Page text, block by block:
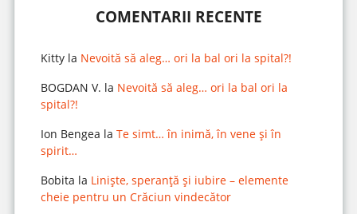
COMENTARII RECENTE
Kittyla Nevoită să aleg… ori la bal ori la spital?!
BOGDAN V. la Nevoită să aleg… ori la bal ori la
spital?!
Ion Bengea la Te simt… în inimă, în vene și în
spirit…
Bobita la Liniște, speranță și iubire – elemente
cheie pentru un Crăciun vindecător